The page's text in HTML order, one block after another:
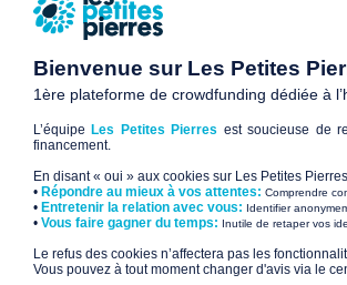
fonds sur le site des Petites Pierres, les
2020. Elles seront faites en bois issus de
l’environnement. A terme, nous
avant tout gérée par des professionnels
faire l’objet de 2-3 postes en insertion.
La plus-value de ce projet tient, d’une
sera facilitée, et d’autre part, à ce lieu
territoire en proposant un accueil
reçus. Le projet Un Toit vers l’Emploi se
souhaite démontrer qu’on peut aussi
Bienvenue sur Les Petites
1ère plateforme de crowdfunding dédiée à
L’équipe Les Petites Pierres est soucieuse de
financement.
En disant « oui » aux cookies sur Les Petites
• Répondre au mieux à vos attentes: Comprendre
• Entretenir la relation avec vous: Identifier
​• Vous faire gagner du temps: Inutile de retaper vos
​Le refus des cookies n’affectera pas les
Vous pouvez à tout moment changer d'avis via le